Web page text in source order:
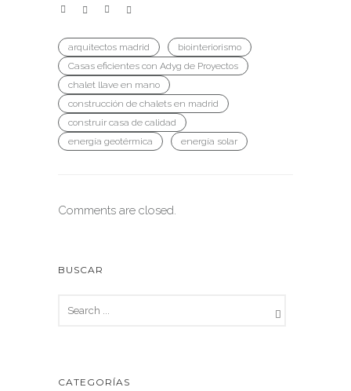
arquitectos madrid
biointeriorismo
Casas eficientes con Adyg de Proyectos
chalet llave en mano
construcción de chalets en madrid
construir casa de calidad
energía geotérmica
energía solar
Comments are closed.
BUSCAR
CATEGORÍAS